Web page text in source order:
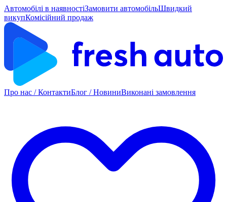
Автомобілі в наявностіЗамовити автомобільШвидкий
викупКомісійний продаж
Про нас / КонтактиБлог / НовиниВиконані замовлення